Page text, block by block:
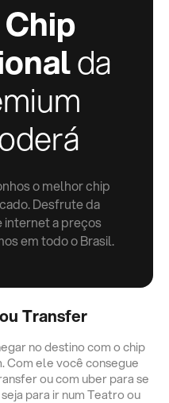
Chip
da
o melhor chip
Desfrute da
internet a preços
em todo o Brasil.
Transfer
no destino com o chip
Com ele você consegue
ou com uber para se
para ir num Teatro ou